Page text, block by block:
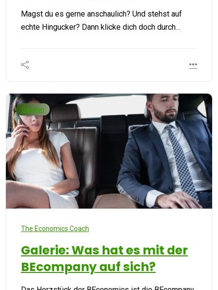
Magst du es gerne anschaulich? Und stehst auf
echte Hingucker? Dann klicke dich doch durch…
Galerien
The Economics Coach
Galerie: Was hat es mit der
BEcompany auf sich?